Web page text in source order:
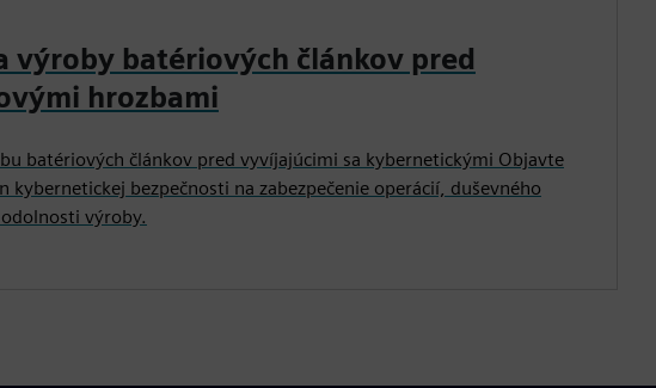
výroby batériových článkov pred
hrozbami
batériových článkov pred vyvíjajúcimi sa kybernetickými Objavte
kybernetickej bezpečnosti na zabezpečenie operácií, duševného
výroby.